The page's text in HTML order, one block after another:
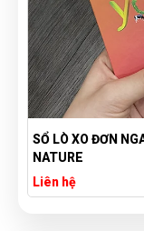
SỔ LÒ XO ĐƠN
NATURE
Liên hệ